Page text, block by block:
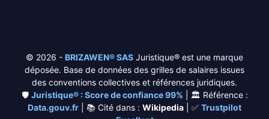
© 2026 - BRIZAWEN® SAS Juristique® est une marque
déposée. Base de données des grilles de salaires issues
des conventions collectives et références juridiques.
🛡️ Juristique® : Score de confiance 99%
| 🏛️ Référence :
Data.gouv.fr
| 📚 Cité dans : Wikipedia | ✅ Trustpilot